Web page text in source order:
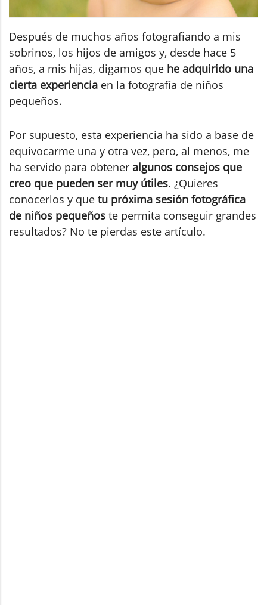
Después de muchos años fotografiando a mis
sobrinos, los hijos de amigos y, desde hace 5
años, a mis hijas, digamos que he adquirido una
cierta experiencia en la fotografía de niños
pequeños.
Por supuesto, esta experiencia ha sido a base de
equivocarme una y otra vez, pero, al menos, me
ha servido para obtener algunos consejos que
creo que pueden ser muy útiles. ¿Quieres
conocerlos y que tu próxima sesión fotográfica
de niños pequeños te permita conseguir grandes
resultados? No te pierdas este artículo.